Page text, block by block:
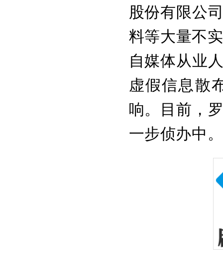
股份有限公
料等大量不
自媒体从业
虚假信息散
响。目前，
一步侦办中